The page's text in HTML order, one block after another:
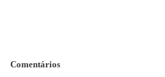
Comentários